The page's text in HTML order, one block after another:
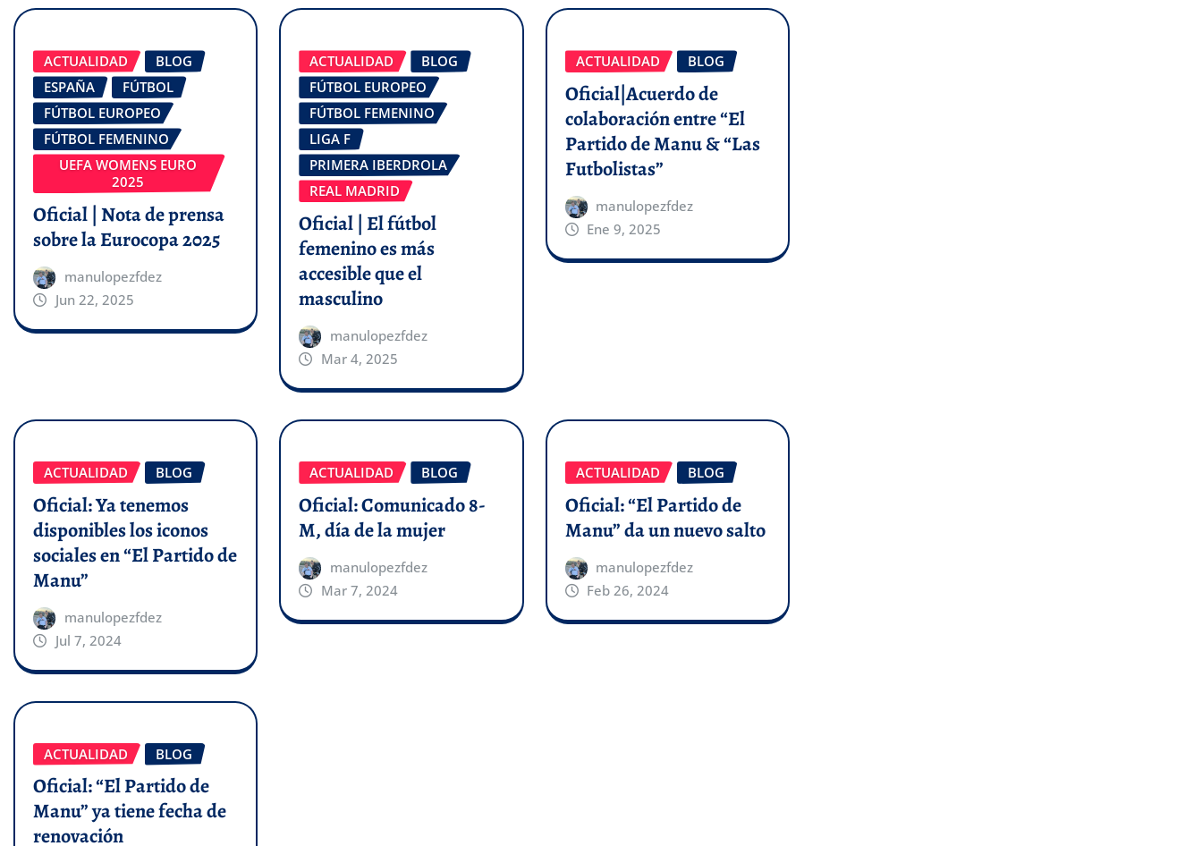
ACTUALIDAD
BLOG
ESPAÑA
FÚTBOL
FÚTBOL EUROPEO
FÚTBOL FEMENINO
UEFA WOMENS EURO
2025
Oficial | Nota de prensa
sobre la Eurocopa 2025
manulopezfdez
Jun 22, 2025
ACTUALIDAD
BLOG
FÚTBOL EUROPEO
FÚTBOL FEMENINO
LIGA F
PRIMERA IBERDROLA
REAL MADRID
Oficial | El fútbol
femenino es más
accesible que el
masculino
manulopezfdez
Mar 4, 2025
ACTUALIDAD BLOG
Oficial|Acuerdo de
colaboración entre “El
Partido de Manu & “Las
Futbolistas”
manulopezfdez
Ene 9, 2025
ACTUALIDAD BLOG
Oficial: Ya tenemos
disponibles los iconos
sociales en “El Partido de
Manu”
manulopezfdez
Jul 7, 2024
ACTUALIDAD BLOG
Oficial: Comunicado 8-
M, día de la mujer
manulopezfdez
Mar 7, 2024
ACTUALIDAD BLOG
Oficial: “El Partido de
Manu” da un nuevo salto
manulopezfdez
Feb 26, 2024
ACTUALIDAD BLOG
Oficial: “El Partido de
Manu” ya tiene fecha de
renovación